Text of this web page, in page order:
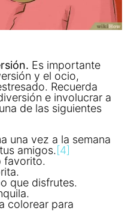
Es importante
y el ocio,
Recuerda
e involucrar a
de las siguientes
una vez a la semana
amigos.[4]
favorito.
que disfrutes.
colorear para